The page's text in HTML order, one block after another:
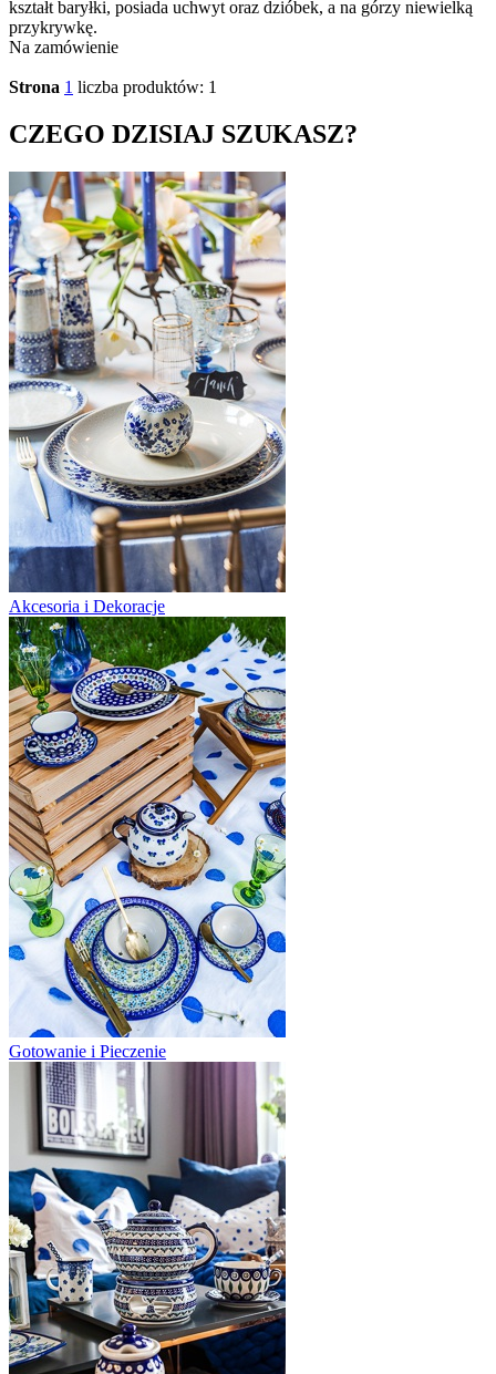
kształt baryłki, posiada uchwyt oraz dzióbek, a na górzy niewielką
przykrywkę.
Na zamówienie
Strona 1 liczba produktów: 1
CZEGO DZISIAJ SZUKASZ?
Akcesoria i Dekoracje
Gotowanie i Pieczenie